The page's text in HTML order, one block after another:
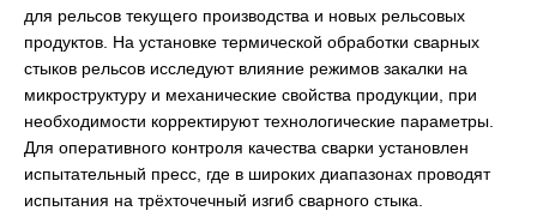
для рельсов текущего производства и новых рельсовых
продуктов. На установке термической обработки сварных
стыков рельсов исследуют влияние режимов закалки на
микроструктуру и механические свойства продукции, при
необходимости корректируют технологические параметры.
Для оперативного контроля качества сварки установлен
испытательный пресс, где в широких диапазонах проводят
испытания на трёхточечный изгиб сварного стыка.